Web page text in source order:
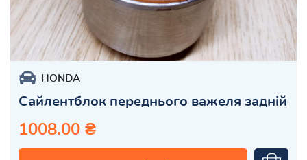
HONDA
Сайлентблок переднього важеля задній
1008.00 ₴